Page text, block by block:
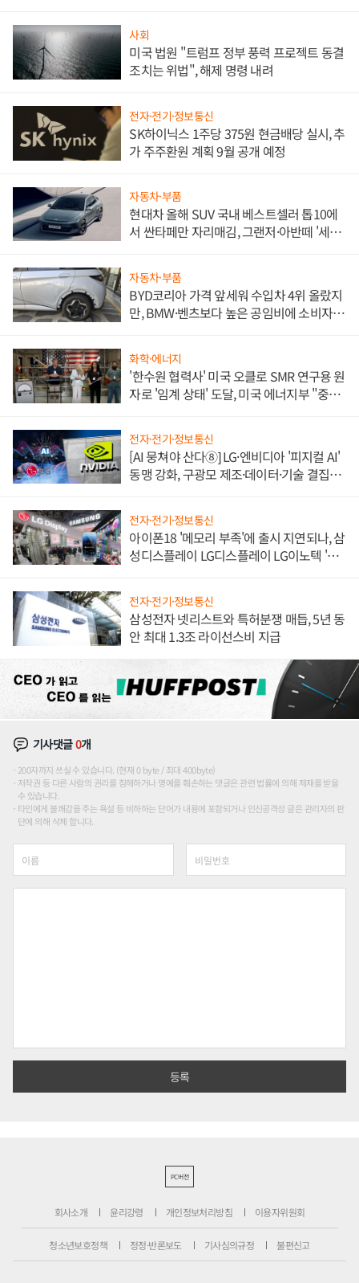
사회
미국 법원 "트럼프 정부 풍력 프로젝트 동결
조치는 위법", 해제 명령 내려
전자·전기·정보통신
SK하이닉스 1주당 375원 현금배당 실시, 추
가 주주환원 계획 9월 공개 예정
자동차·부품
현대차 올해 SUV 국내 베스트셀러 톱10에
서 싼타페만 자리매김, 그랜저·아반떼 '세단
자동차·부품
BYD코리아 가격 앞세워 수입차 4위 올랐지
만, BMW·벤츠보다 높은 공임비에 소비자
화학·에너지
'한수원 협력사' 미국 오클로 SMR 연구용 원
자로 '임계 상태' 도달, 미국 에너지부 "중요
전자·전기·정보통신
[AI 뭉쳐야 산다⑧] LG·엔비디아 '피지컬 AI'
동맹 강화, 구광모 제조·데이터·기술 결집
전자·전기·정보통신
아이폰18 '메모리 부족'에 출시 지연되나, 삼
성디스플레이 LG디스플레이 LG이노텍 '탈
전자·전기·정보통신
삼성전자 넷리스트와 특허분쟁 매듭, 5년 동
안 최대 1.3조 라이선스비 지급
기사댓글0개
200자까지 쓰실 수 있습니다. (현재 0 byte / 최대 400byte)
저작권 등 다른 사람의 권리를 침해하거나 명예를 훼손하는 댓글은 관련 법률에 의해 제재를 받을
수 있습니다.
타인에게 불쾌감을 주는 욕설 등 비하하는 단어가 내용에 포함되거나 인신공격성 글은 관리자의 판
단에 의해 삭제 합니다.
PC버전
회사소개 윤리강령 개인정보처리방침 이용자위원회
청소년보호정책 정정·반론보도 기사심의규정 불편신고